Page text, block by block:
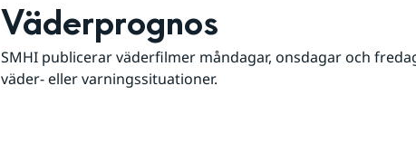
Väderprognos
SMHI publicerar väderfilmer måndagar, onsdagar och
väder- eller varningssituationer.